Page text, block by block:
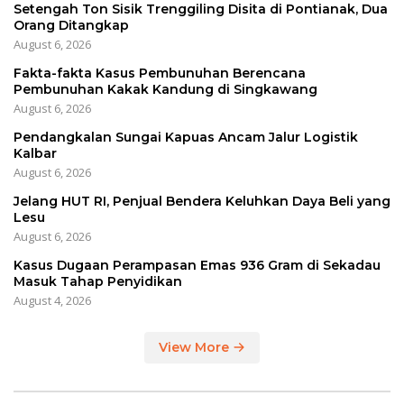
Setengah Ton Sisik Trenggiling Disita di Pontianak, Dua
Orang Ditangkap
August 6, 2026
Fakta-fakta Kasus Pembunuhan Berencana
Pembunuhan Kakak Kandung di Singkawang
August 6, 2026
Pendangkalan Sungai Kapuas Ancam Jalur Logistik
Kalbar
August 6, 2026
Jelang HUT RI, Penjual Bendera Keluhkan Daya Beli yang
Lesu
August 6, 2026
Kasus Dugaan Perampasan Emas 936 Gram di Sekadau
Masuk Tahap Penyidikan
August 4, 2026
View More